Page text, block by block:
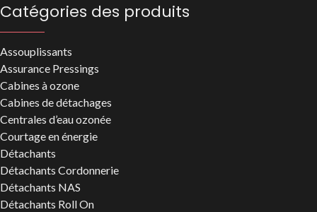
Catégories des produits
Assouplissants
Assurance Pressings
Cabines à ozone
Cabines de détachages
Centrales d’eau ozonée
Courtage en énergie
Détachants
Détachants Cordonnerie
Détachants NAS
Détachants Roll On